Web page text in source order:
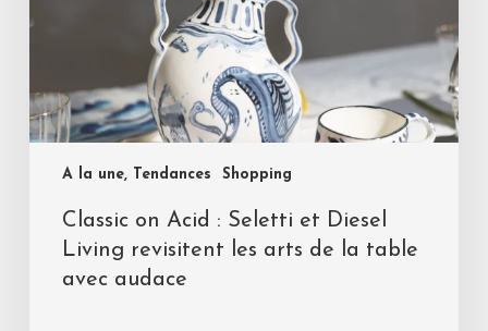
A la une, Tendances Shopping
Classic on Acid : Seletti et Diesel
Living revisitent les arts de la table
avec audace